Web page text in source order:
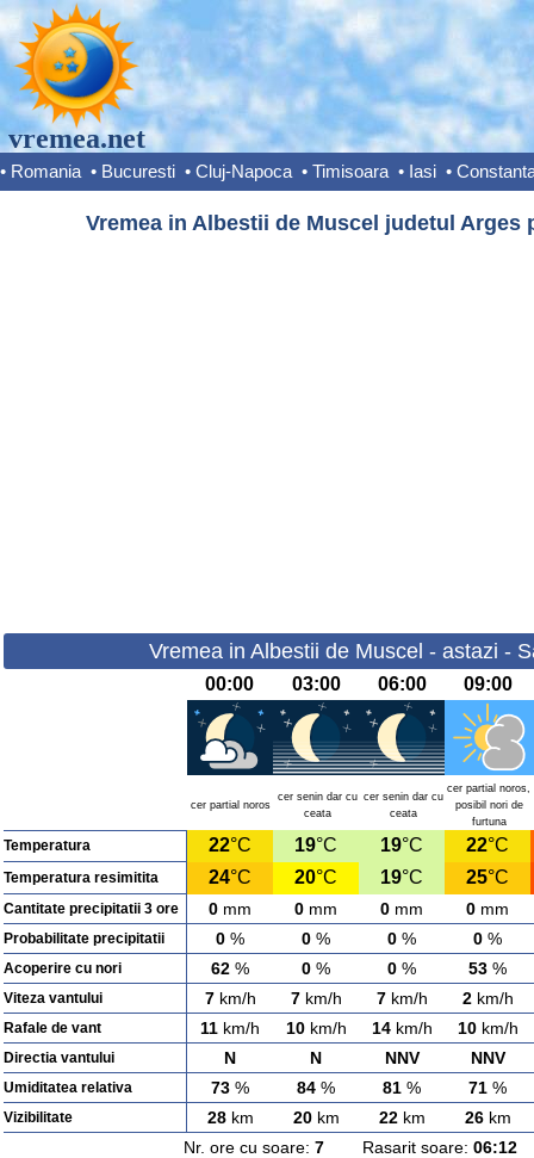
vremea.net
• Romania • Bucuresti • Cluj-Napoca • Timisoara • Iasi •
Vremea in Albestii de Muscel judetul Arges
Vremea in Albestii de Muscel - astazi -
00:00 03:00 06:00 09:00
cer partial noros
cer senin dar cu
ceata
cer senin dar cu
ceata
cer partial noros,
posibil nori de
furtuna
Temperatura 22°C 19°C 19°C 22°C
Temperatura resimitita 24°C 20°C 19°C 25°C
Cantitate precipitatii 3 ore 0 mm 0 mm 0 mm 0 mm
Probabilitate precipitatii 0 % 0 % 0 % 0 %
Acoperire cu nori 62 % 0 % 0 % 53 %
Viteza vantului 7km/h 7km/h 7km/h 2km/h
Rafale de vant 11 km/h 10km/h 14km/h 10km/h
Directia vantului N N NNV NNV
Umiditatea relativa 73 % 84 % 81 % 71 %
Vizibilitate 28km 20km 22km 26km
Nr. ore cu soare: 7Rasarit soare: 06:12